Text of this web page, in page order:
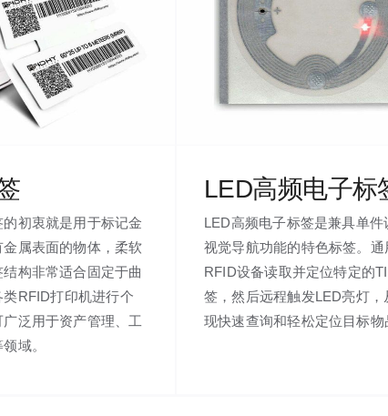
初衷就是用于标记金
金属表面的物体，柔软
构非常适合固定于曲
RFID打印机进行个
泛用于资产管理、工
域。
LED高频电子标
LED高频电子标签是兼具单件
视觉导航功能的特色标签。通
RFID设备读取并定位特定的
签，然后远程触发LED亮灯，
现快速查询和轻松定位目标物